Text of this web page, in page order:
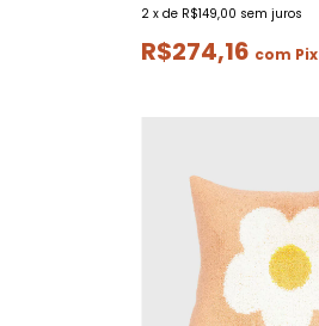
2 x de R$149,00 sem juros
R$274,16 com Pix